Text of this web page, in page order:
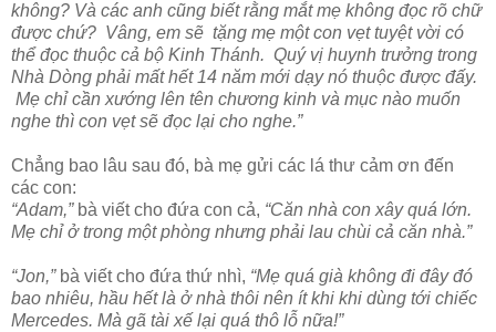
không? Và các anh cũng biết rằng mắt mẹ không đọc rõ chữ
được chứ? Vâng, em sẽ tặng mẹ một con vẹt tuyệt vời có
thể đọc thuộc cả bộ Kinh Thánh. Quý vị huynh trưởng trong
Nhà Dòng phải mất hết 14 năm mới dạy nó thuộc được đấy.
Mẹ chỉ cần xướng lên tên chương kinh và mục nào muốn
nghe thì con vẹt sẽ đọc lại cho nghe.”
Chẳng bao lâu sau đó, bà mẹ gửi các lá thư cảm ơn đến
các con:
“Adam,”bà viết cho đứa con cả, “Căn nhà con xây quá lớn.
Mẹ chỉ ở trong một phòng nhưng phải lau chùi cả căn nhà.”
“Jon,”bà viết cho đứa thứ nhì, “Mẹ quá già không đi đây đó
bao nhiêu, hầu hết là ở nhà thôi nên ít khi khi dùng tới chiếc
Mercedes. Mà gã tài xế lại quá thô lỗ nữa!”